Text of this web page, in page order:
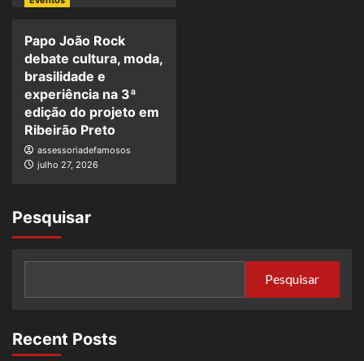
Papo João Rock
debate cultura, moda,
brasilidade e
experiência na 3ª
edição do projeto em
Ribeirão Preto
assessoriadefamosos
julho 27, 2026
Pesquisar
Pesquisar
Recent Posts